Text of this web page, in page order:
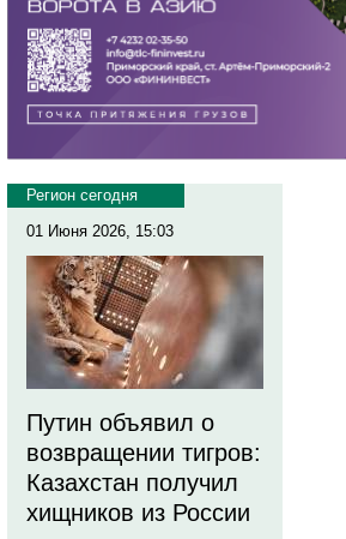
Регион сегодня
01 Июня 2026, 15:03
Путин объявил о
возвращении тигров:
Казахстан получил
хищников из России